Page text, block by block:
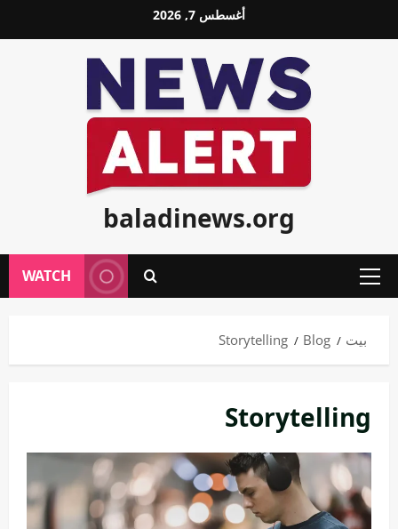
إلى
أغسطس 7, 2026
baladinews.org
القائمة
WATCH
بيت Blog
Storytelling
Storytelling